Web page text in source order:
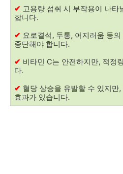
✔ 고용량 섭취 시 부작용이 나타
합니다.
✔ 요로결석, 두통, 어지러움 등
중단해야 합니다.
✔ 비타민 C는 안전하지만, 적정
다.
✔ 혈당 상승을 유발할 수 있지만
효과가 있습니다.